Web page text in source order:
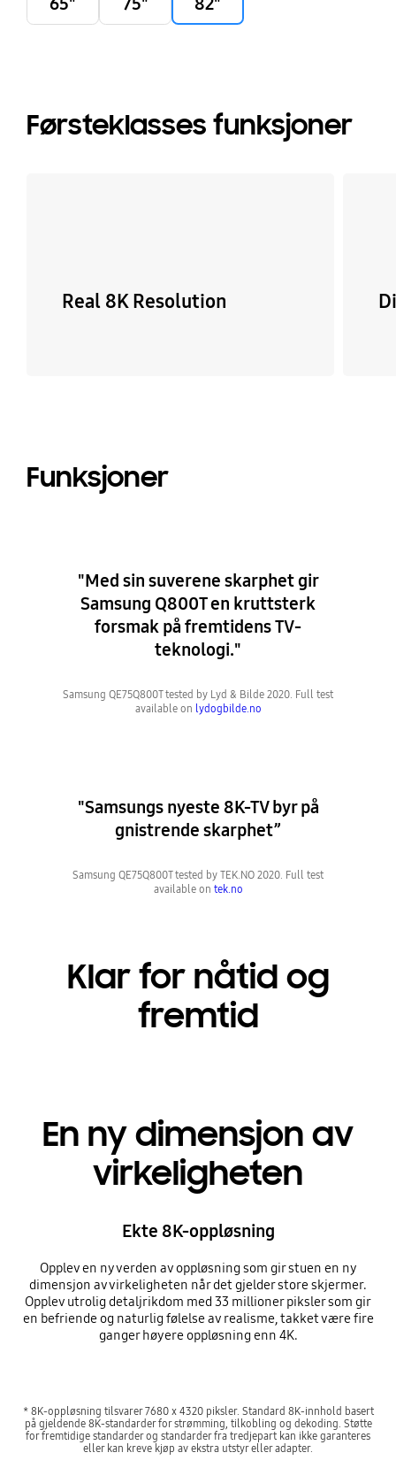
Førsteklasses funksjoner
Real 8K Resolution
Funksjoner
"Med sin suverene skarphet gir
Samsung Q800T en kruttsterk
forsmak på fremtidens TV-
teknologi."
Samsung QE75Q800T tested by Lyd & Bilde 2020. Full test
available on lydogbilde.no
"Samsungs nyeste 8K-TV byr på
gnistrende skarphet”
Samsung QE75Q800T tested by TEK.NO 2020. Full test
available on tek.no
Klar for nåtid og
fremtid
En ny dimensjon av
virkeligheten
Ekte 8K-oppløsning
Opplev en ny verden av oppløsning som gir stuen en ny
dimensjon av virkeligheten når det gjelder store skjermer.
Opplev utrolig detaljrikdom med 33 millioner piksler som gir
en befriende og naturlig følelse av realisme, takket være fire
ganger høyere oppløsning enn 4K.
* 8K-oppløsning tilsvarer 7680 x 4320 piksler. Standard 8K-innhold basert
på gjeldende 8K-standarder for strømming, tilkobling og dekoding. Støtte
for fremtidige standarder og standarder fra tredjepart kan ikke garanteres
eller kan kreve kjøp av ekstra utstyr eller adapter.